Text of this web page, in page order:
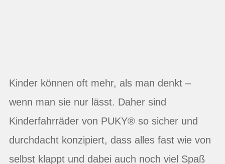
Kinder können oft mehr, als man denkt –
wenn man sie nur lässt. Daher sind
Kinderfahrräder von PUKY® so sicher und
durchdacht konzipiert, dass alles fast wie von
selbst klappt und dabei auch noch viel Spaß